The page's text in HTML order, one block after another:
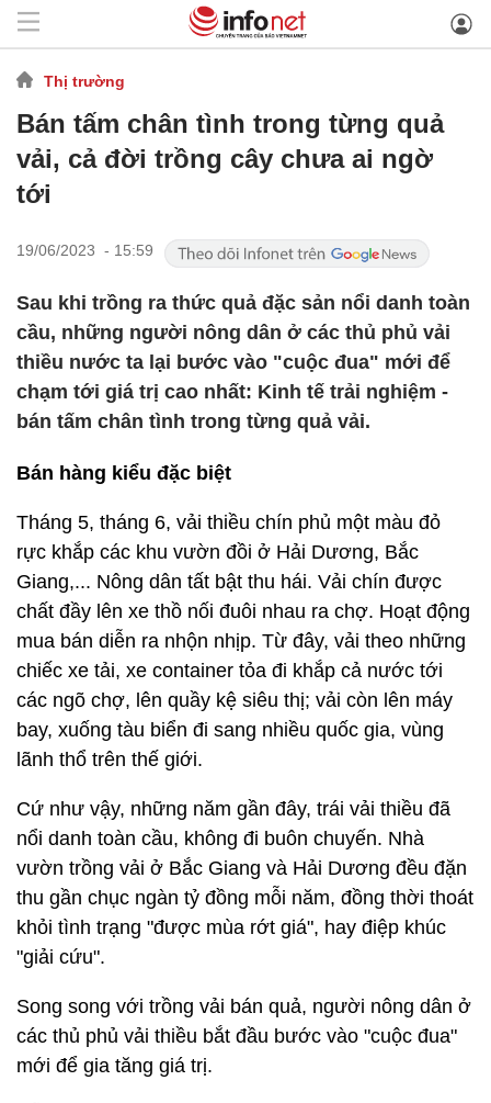
Thị trường
Bán tấm chân tình trong từng quả
vải, cả đời trồng cây chưa ai ngờ
tới
19/06/2023 - 15:59
Sau khi trồng ra thức quả đặc sản nổi danh toàn
cầu, những người nông dân ở các thủ phủ vải
thiều nước ta lại bước vào "cuộc đua" mới để
chạm tới giá trị cao nhất: Kinh tế trải nghiệm -
bán tấm chân tình trong từng quả vải.
Bán hàng kiểu đặc biệt
Tháng 5, tháng 6, vải thiều chín phủ một màu đỏ
rực khắp các khu vườn đồi ở Hải Dương, Bắc
Giang,... Nông dân tất bật thu hái. Vải chín được
chất đầy lên xe thồ nối đuôi nhau ra chợ. Hoạt động
mua bán diễn ra nhộn nhịp. Từ đây, vải theo những
chiếc xe tải, xe container tỏa đi khắp cả nước tới
các ngõ chợ, lên quầy kệ siêu thị; vải còn lên máy
bay, xuống tàu biển đi sang nhiều quốc gia, vùng
lãnh thổ trên thế giới.
Cứ như vậy, những năm gần đây, trái vải thiều đã
nổi danh toàn cầu, không đi buôn chuyến. Nhà
vườn trồng vải ở Bắc Giang và Hải Dương đều đặn
thu gần chục ngàn tỷ đồng mỗi năm, đồng thời thoát
khỏi tình trạng "được mùa rớt giá", hay điệp khúc
"giải cứu".
Song song với trồng vải bán quả, người nông dân ở
các thủ phủ vải thiều bắt đầu bước vào "cuộc đua"
mới để gia tăng giá trị.